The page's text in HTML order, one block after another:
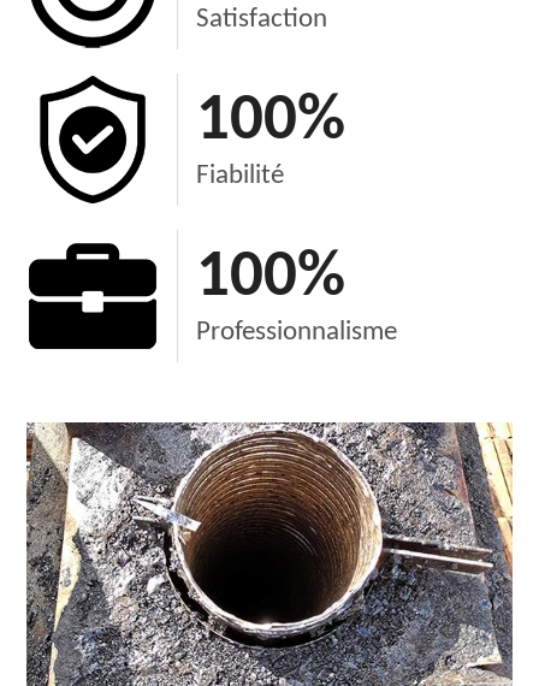
Satisfaction
100%
Fiabilité
100%
Professionnalisme